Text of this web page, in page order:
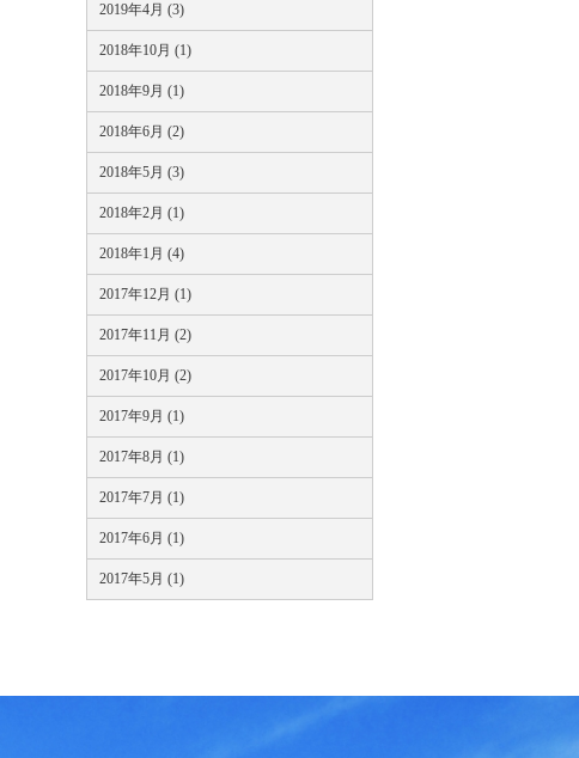
2019年4月 (3)
2018年10月 (1)
2018年9月 (1)
2018年6月 (2)
2018年5月 (3)
2018年2月 (1)
2018年1月 (4)
2017年12月 (1)
2017年11月 (2)
2017年10月 (2)
2017年9月 (1)
2017年8月 (1)
2017年7月 (1)
2017年6月 (1)
2017年5月 (1)